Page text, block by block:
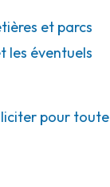
et parcs
les éventuels
pour toute